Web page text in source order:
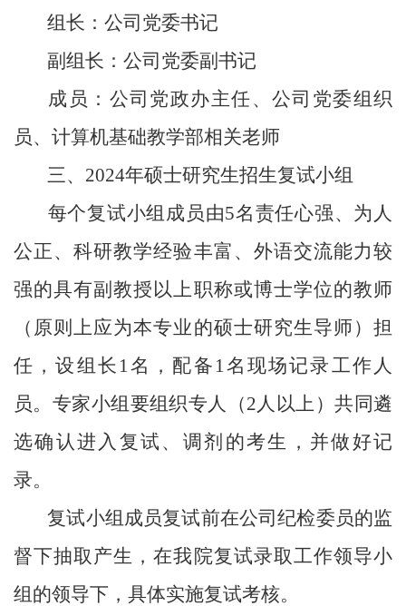
组长：公司党委书记
副组长： 公司党委副书记
成 员： 公司党政办主任、公司党委组织
员、计算机基础教学部相关老师
三、 2024年硕士研究生招生复试小组
每个复试小组成员由5名责任心强、为人
公正、科研教学经验丰富、外语交流能力较
强的具有副教授以上职称或博士学位的教师
（原则上应为本专业的硕士研究生导师）担
任，设组长1名，配备1名现场记录工作人
员。专家小组要组织专人（2人以上）共同遴
选确认进入复试、调剂的考生，并做好记
录。
复试小组 成员复试前在公司纪检委员的监
督下抽取产生，在我院复试录取工作领导小
组的领导下，具体实施复试考核。